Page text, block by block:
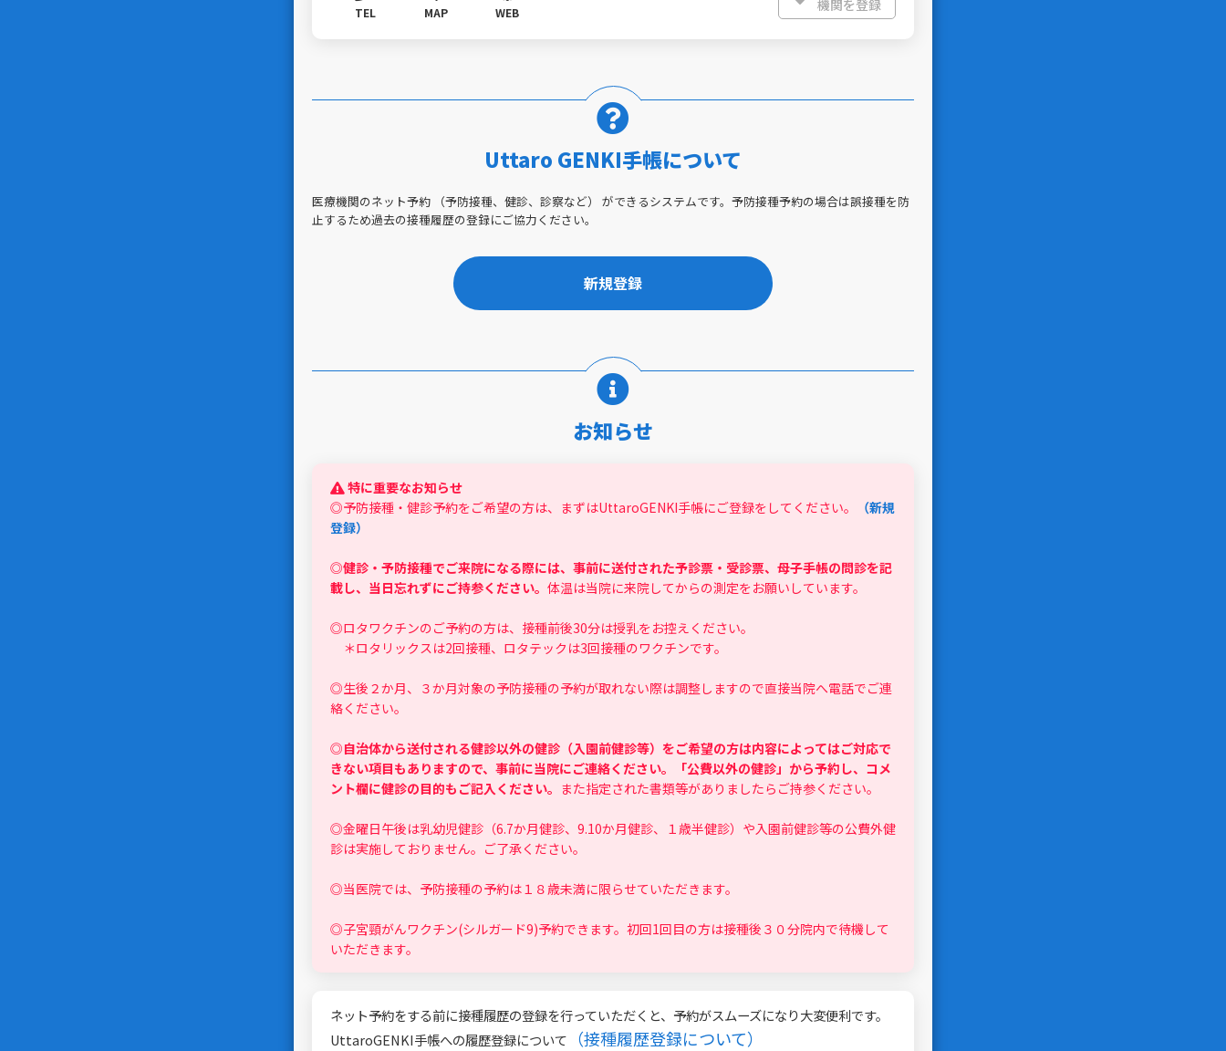
TEL MAP WEB 機関を登録
Uttaro GENKI手帳について
医療機関のネット予約 （予防接種、健診、診察など） ができるシステムです。予防接種予約の場合は誤接種を防
止するため過去の接種履歴の登録にご協力ください。
新規登録
お知らせ
特に重要なお知らせ
◎予防接種・健診予約をご希望の方は、まずはUttaroGENKI手帳にご登録をしてください。
（新規
登録）
◎健診・予防接種でご来院になる際には、事前に送付された予診票・受診票、母子手帳の問診を記
載し、当日忘れずにご持参ください。 体温は当院に来院してからの測定をお願いしています。
◎ロタワクチンのご予約の方は、接種前後30分は授乳をお控えください。
＊ロタリックスは2回接種、ロタテックは3回接種のワクチンです。
◎生後２か月、３か月対象の予防接種の予約が取れない際は調整しますので直接当院へ電話でご連
絡ください。
◎自治体から送付される健診以外の健診（入園前健診等）をご希望の方は内容によってはご対応で
きない項目もありますので、事前に当院にご連絡ください。「公費以外の健診」から予約し、コメ
ント欄に健診の目的もご記入ください。 また指定された書類等がありましたらご持参ください。
◎金曜日午後は乳幼児健診（6.7か月健診、9.10か月健診、１歳半健診）や入園前健診等の公費外健
診は実施しておりません。ご了承ください。
◎当医院では、予防接種の予約は１８歳未満に限らせていただきます。
◎子宮頸がんワクチン(シルガード9)予約できます。初回1回目の方は接種後３０分院内で待機して
いただきます。
ネット予約をする前に接種履歴の登録を行っていただくと、予約がスムーズになり大変便利です。
UttaroGENKI手帳への履歴登録について
（接種履歴登録について）